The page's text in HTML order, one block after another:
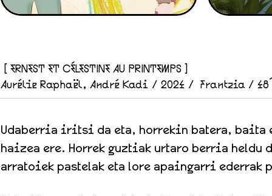
[ ERNEST ET CÉLESTINE AU PRINTEMPS ]
Aurélie Raphaël, André Kadi / 2024 / Frantzia /
Udaberria iritsi da eta, horrekin batera, baita
haizea ere. Horrek guztiak urtaro berria heldu
arratoiek pastelak eta lore apaingarri ederrak